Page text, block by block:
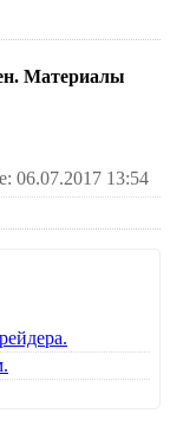
Материалы
06.07.2017 13:54